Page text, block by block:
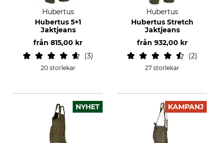
Hubertus
Hubertus 5+1
Jaktjeans
från 815,00 kr
3
20 storlekar
Hubertus
Hubertus Stretch
Jaktjeans
från 932,00 kr
2
27 storlekar
NYHET KAMPANJ